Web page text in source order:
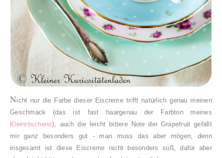
Nicht nur die Farbe dieser Eiscreme trifft natürlich genau meinen
Geschmack (das ist fast haargenau der Farbton meines
Kleinröschens), auch die leicht bittere Note der Grapefruit gefällt
mir ganz besonders gut - man muss das aber mögen, denn
insgesamt ist diese Eiscreme nicht besonders süß, dafür aber